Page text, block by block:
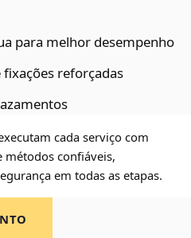
para melhor desempenho
reforçadas
cada serviço com
métodos confiáveis,
em todas as etapas.